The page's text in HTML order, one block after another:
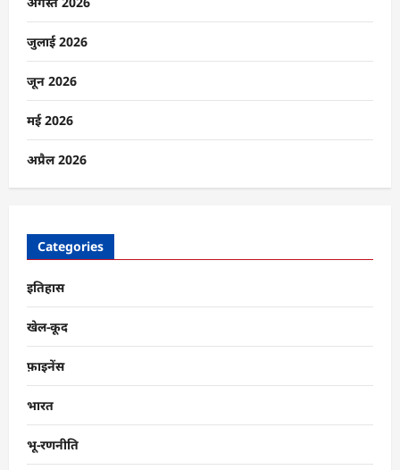
भारत
का
सामाजिक
ढांचा?
के
और
जुलाई 2026
जून 2026
मई 2026
अप्रैल 2026
Categories
इतिहास
खेल-कूद
फ़ाइनेंस
भारत
भू-रणनीति